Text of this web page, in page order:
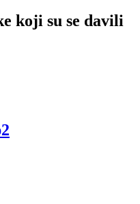
koji su se davili